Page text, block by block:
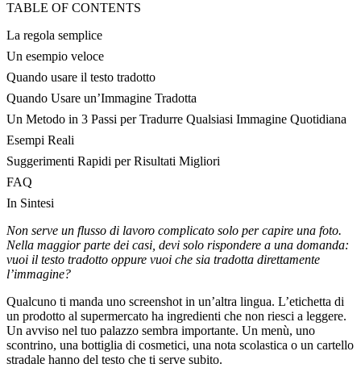
TABLE OF CONTENTS
La regola semplice
Un esempio veloce
Quando usare il testo tradotto
Quando Usare un’Immagine Tradotta
Un Metodo in 3 Passi per Tradurre Qualsiasi Immagine Quotidiana
Esempi Reali
Suggerimenti Rapidi per Risultati Migliori
FAQ
In Sintesi
Non serve un flusso di lavoro complicato solo per capire una foto.
Nella maggior parte dei casi, devi solo rispondere a una domanda:
vuoi il testo tradotto oppure vuoi che sia tradotta direttamente
l’immagine?
Qualcuno ti manda uno screenshot in un’altra lingua. L’etichetta di
un prodotto al supermercato ha ingredienti che non riesci a leggere.
Un avviso nel tuo palazzo sembra importante. Un menù, uno
scontrino, una bottiglia di cosmetici, una nota scolastica o un cartello
stradale hanno del testo che ti serve subito.